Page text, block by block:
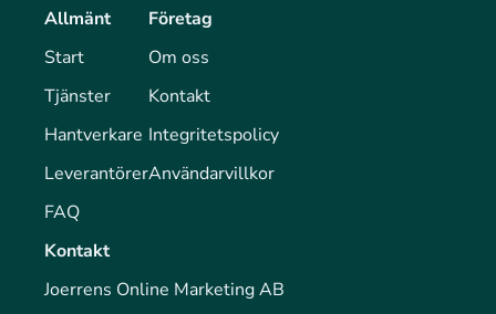
Allmänt
Start
Tjänster
Hantverkare
Leverantörer
FAQ
Företag
Om oss
Kontakt
Integritetspolicy
Användarvillkor
Kontakt
Joerrens Online Marketing AB